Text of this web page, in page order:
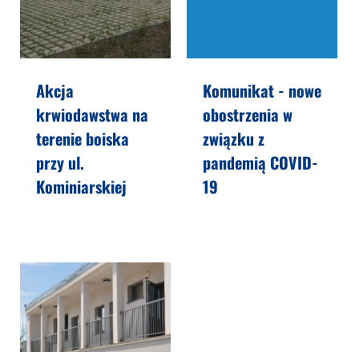
Akcja
krwiodawstwa na
terenie boiska
przy ul.
Kominiarskiej
Komunikat - nowe
obostrzenia w
związku z
pandemią COVID-
19